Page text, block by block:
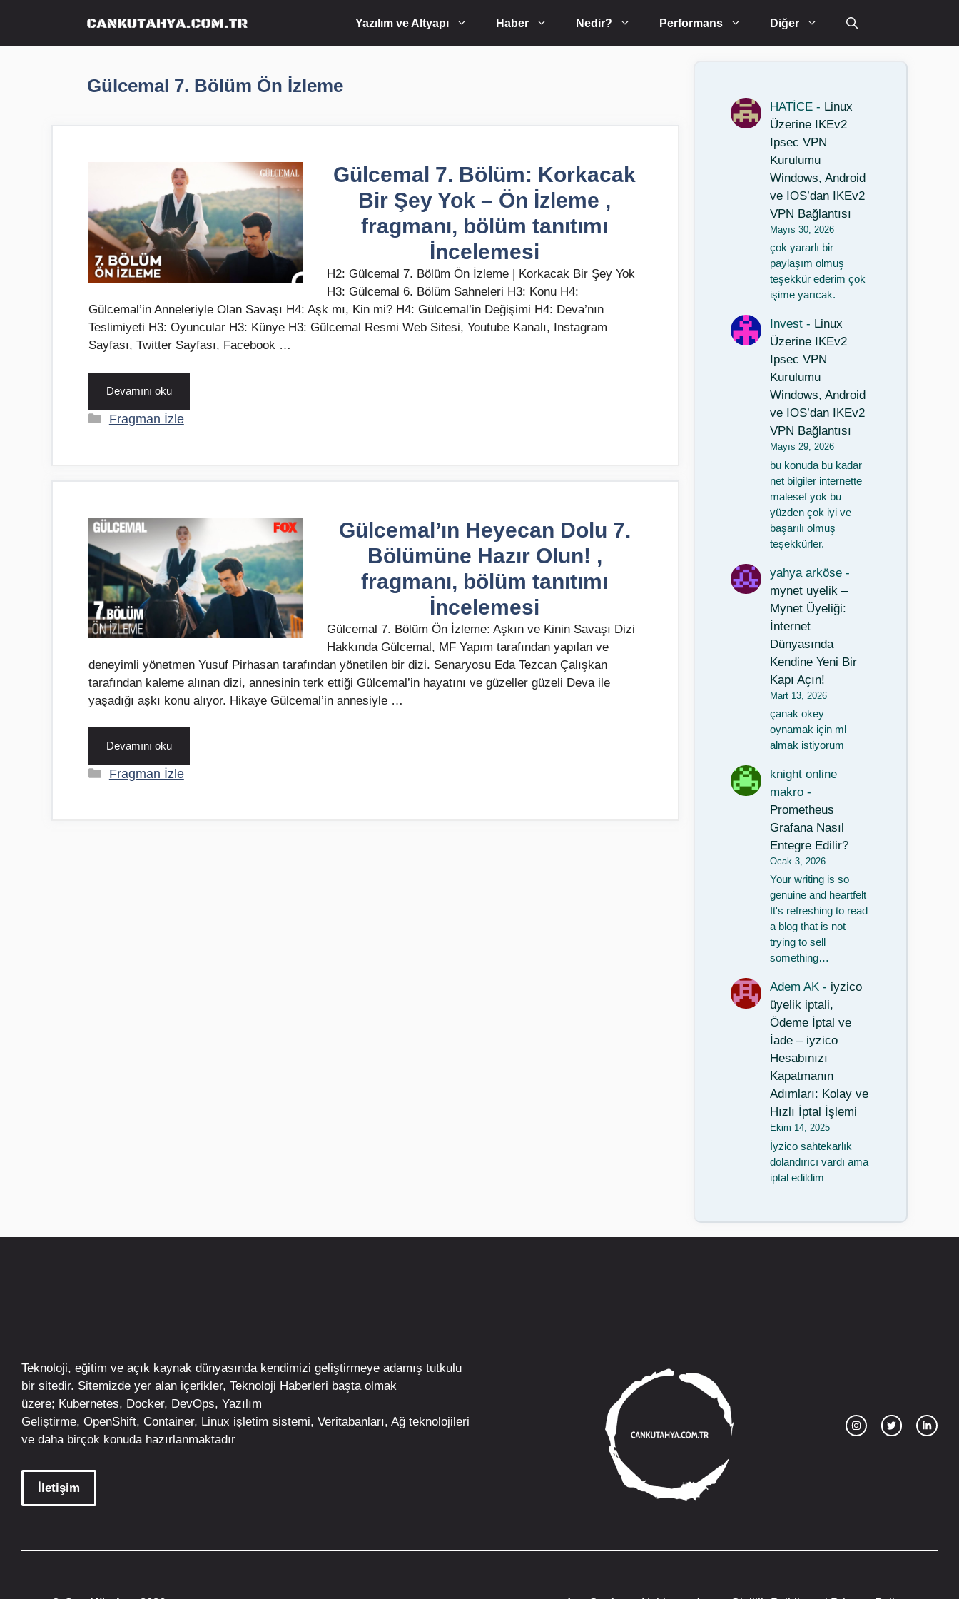
Yazılım ve Altyapı Haber Nedir? Performans Diğer
Gülcemal 7. Bölüm Ön İzleme
Gülcemal 7. Bölüm: Korkacak
Bir Şey Yok – Ön İzleme ,
fragmanı, bölüm tanıtımı
İncelemesi
H2: Gülcemal 7. Bölüm Ön İzleme | Korkacak Bir Şey Yok
H3: Gülcemal 6. Bölüm Sahneleri H3: Konu H4:
Gülcemal’in Anneleriyle Olan Savaşı H4: Aşk mı, Kin mi? H4: Gülcemal’in Değişimi H4: Deva’nın
Teslimiyeti H3: Oyuncular H3: Künye H3: Gülcemal Resmi Web Sitesi, Youtube Kanalı, Instagram
Sayfası, Twitter Sayfası, Facebook …
Devamını oku
Kategoriler
Fragman İzle
Gülcemal’ın Heyecan Dolu 7.
Bölümüne Hazır Olun! ,
fragmanı, bölüm tanıtımı
İncelemesi
Gülcemal 7. Bölüm Ön İzleme: Aşkın ve Kinin Savaşı Dizi
Hakkında Gülcemal, MF Yapım tarafından yapılan ve
deneyimli yönetmen Yusuf Pirhasan tarafından yönetilen bir dizi. Senaryosu Eda Tezcan Çalışkan
tarafından kaleme alınan dizi, annesinin terk ettiği Gülcemal’in hayatını ve güzeller güzeli Deva ile
yaşadığı aşkı konu alıyor. Hikaye Gülcemal’in annesiyle …
Devamını oku
Kategoriler
Fragman İzle
HATİCE - Linux
Üzerine IKEv2
Ipsec VPN
Kurulumu
Windows, Android
ve IOS’dan IKEv2
VPN Bağlantısı
Mayıs 30, 2026
çok yararlı bir
paylaşım olmuş
teşekkür ederim çok
işime yarıcak.
Invest - Linux
Üzerine IKEv2
Ipsec VPN
Kurulumu
Windows, Android
ve IOS’dan IKEv2
VPN Bağlantısı
Mayıs 29, 2026
bu konuda bu kadar
net bilgiler internette
malesef yok bu
yüzden çok iyi ve
başarılı olmuş
teşekkürler.
yahya arköse -
mynet uyelik –
Mynet Üyeliği:
İnternet
Dünyasında
Kendine Yeni Bir
Kapı Açın!
Mart 13, 2026
çanak okey
oynamak için ml
almak istiyorum
knight online
makro -
Prometheus
Grafana Nasıl
Entegre Edilir?
Ocak 3, 2026
Your writing is so
genuine and heartfelt
It's refreshing to read
a blog that is not
trying to sell
something…
Adem AK - iyzico
üyelik iptali,
Ödeme İptal ve
İade – iyzico
Hesabınızı
Kapatmanın
Adımları: Kolay ve
Hızlı İptal İşlemi
Ekim 14, 2025
İyzico sahtekarlık
dolandırıcı vardı ama
iptal edildim
Teknoloji, eğitim ve açık kaynak dünyasında kendimizi geliştirmeye adamış tutkulu
bir sitedir. Sitemizde yer alan içerikler, Teknoloji Haberleri başta olmak
üzere; Kubernetes, Docker, DevOps, Yazılım
Geliştirme, OpenShift, Container, Linux işletim sistemi, Veritabanları, Ağ teknolojileri
ve daha birçok konuda hazırlanmaktadır
İletişim